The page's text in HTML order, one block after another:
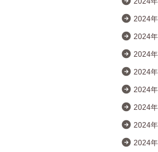
2024
2024
2024
2024
2024
2024
2024
2024